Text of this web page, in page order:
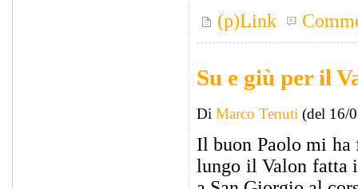
(p)Link
Su e giù per il
Di Marco Tenuti (del 16/
Il buon Paolo mi ha
lungo il Valon fatta